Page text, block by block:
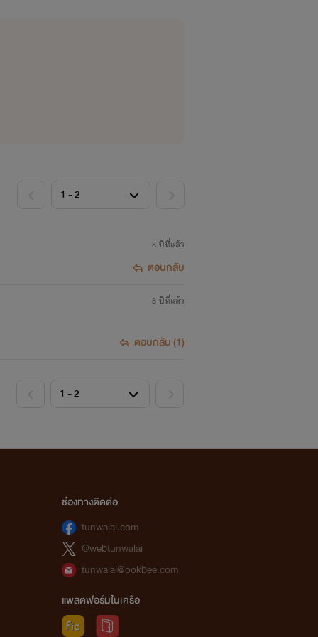
8 ปีที่แล้ว
ตอบกลับ
8 ปีที่แล้ว
ตอบกลับ (1)
ช่องทางติดต่อ
tunwalai.com
@webtunwalai
tunwalai@ookbee.com
แพลตฟอร์มในเครือ